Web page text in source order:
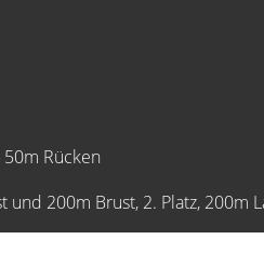
Rücken
200m Brust, 2. Platz, 200m